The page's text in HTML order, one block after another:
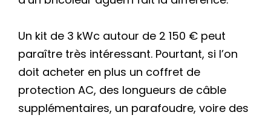
Un kit de 3 kWc autour de 2 150 € peut
paraître très intéressant. Pourtant, si l’on
doit acheter en plus un coffret de
protection AC, des longueurs de câble
supplémentaires, un parafoudre, voire des